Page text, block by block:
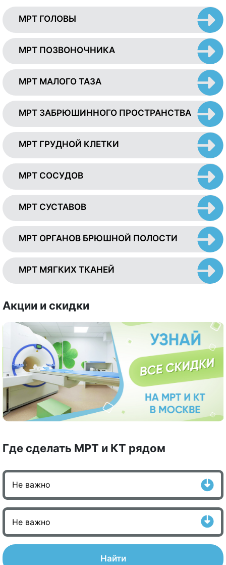
МРТ ГОЛОВЫ
МРТ ПОЗВОНОЧНИКА
МРТ МАЛОГО ТАЗА
МРТ ЗАБРЮШИННОГО ПРОСТРАНСТВА
МРТ ГРУДНОЙ КЛЕТКИ
МРТ СОСУДОВ
МРТ СУСТАВОВ
МРТ ОРГАНОВ БРЮШНОЙ ПОЛОСТИ
МРТ МЯГКИХ ТКАНЕЙ
Акции и скидки
Где сделать МРТ и КТ рядом
Найти